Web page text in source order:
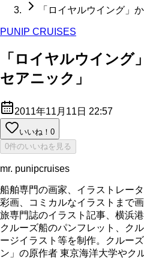
「ロイヤルウイング」
PUNIP CRUISES
「ロイヤルウイング
セアニック」
2011年11月11日 22:57
いいね！ 0
0件のいいねを見る
mr. punipcruises
船舶専門の画家、イラストレー
彩画、コミカルなイラストまで
旅専門誌のイラスト記事、横浜
クルーズ船のパンフレット、ク
ージイラスト等を制作。クルー
ン」の原作者 東京海洋大学やク